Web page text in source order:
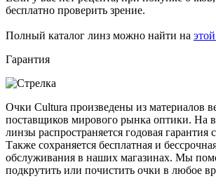
бесплатно проверить зрение.
Полный каталог линз можно найти на
Гарантия
Очки Cultura произведены из материалов
поставщиков мирового рынка оптики. На
линзы распространяется годовая
Также сохраняется бесплатная и
обслуживания в наших магазинах. Мы
подкрутить или почистить очки в любое